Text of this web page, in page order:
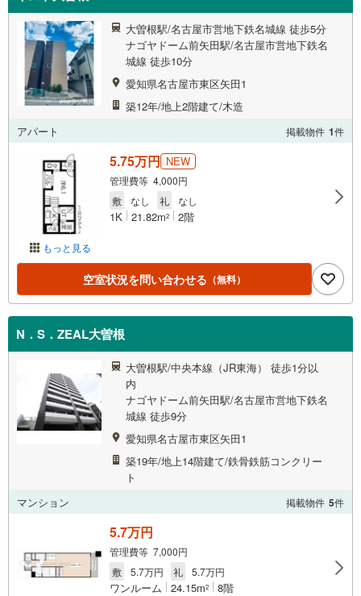
大曽根駅/名古屋市営地下鉄名城線 徒歩5分
ナゴヤドーム前矢田駅/名古屋市営地下鉄名
城線 徒歩10分
愛知県名古屋市東区矢田1
築12年/地上2階建て/木造
アパート
掲載物件 1件
もっと見る
5.75万円 NEW
管理費等 4,000円
敷
なし 礼 なし
1K 21.82m2 2階
空室状況を問い合わせる （無料）
N．S．ZEAL大曽根
大曽根駅/中央本線（JR東海） 徒歩1分以
内
ナゴヤドーム前矢田駅/名古屋市営地下鉄名
城線 徒歩9分
愛知県名古屋市東区矢田1
築19年/地上14階建て/鉄骨鉄筋コンクリー
ト
マンション
掲載物件 5件
5.7万円
管理費等 7,000円
敷
5.7万円 礼 5.7万円
ワンルーム 24.15m2 8階